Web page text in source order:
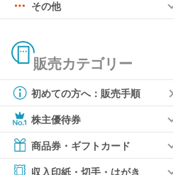
その他
販売カテゴリー
初めての方へ：販売手順
株主優待券
商品券・ギフトカード
収入印紙・切手・はがき